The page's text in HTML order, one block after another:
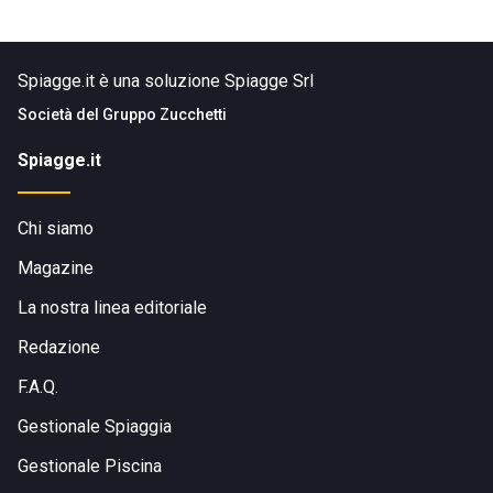
Spiagge.it è una soluzione Spiagge Srl
Società del Gruppo Zucchetti
Spiagge.it
Chi siamo
Magazine
La nostra linea editoriale
Redazione
F.A.Q.
Gestionale Spiaggia
Gestionale Piscina